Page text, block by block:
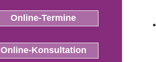
Online-Termine
Online-Konsultation